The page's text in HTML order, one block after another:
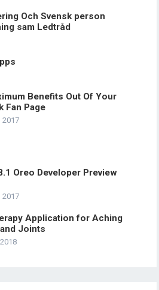
Och Svensk person
sam Ledtråd
Benefits Out Of Your
Fan Page
2017
Oreo Developer Preview
2017
Application for Aching
Joints